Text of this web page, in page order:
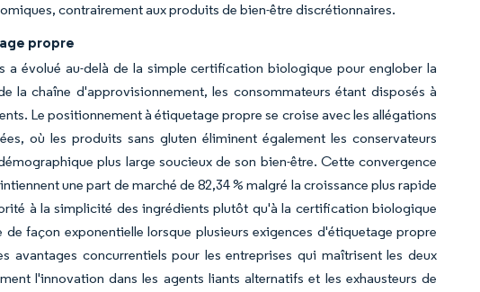
contrairement aux produits de bien-être discrétionnaires.
propre
a évolué au-delà de la simple certification biologique pour englober la
la chaîne d'approvisionnement, les consommateurs étant disposés à
Le positionnement à étiquetage propre se croise avec les allégations
où les produits sans gluten éliminent également les conservateurs
plus large soucieux de son bien-être. Cette convergence
une part de marché de 82,34 % malgré la croissance plus rapide
à la simplicité des ingrédients plutôt qu'à la certification biologique
façon exponentielle lorsque plusieurs exigences d'étiquetage propre
avantages concurrentiels pour les entreprises qui maîtrisent les deux
l'innovation dans les agents liants alternatifs et les exhausteurs de